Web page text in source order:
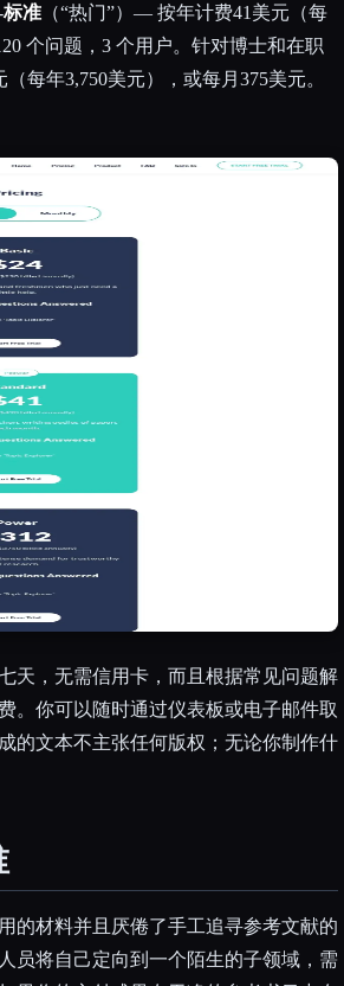
标准 （“热门”）— 按年计费41美元（每
个问题，3 个用户。针对博士和在职
每年3,750美元），或每月375美元。
天，无需信用卡，而且根据常见问题解
。你可以随时通过仪表板或电子邮件取
的文本不主张任何版权；无论你制作什
的材料并且厌倦了手工追寻参考文献的
员将自己定向到一个陌生的子领域，需